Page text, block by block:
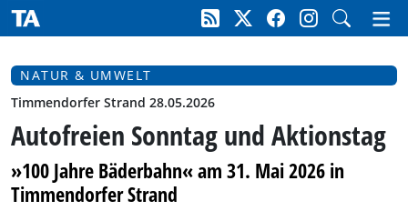
NATUR & UMWELT
Timmendorfer Strand 28.05.2026
Autofreien Sonntag und Aktionstag
»100 Jahre Bäderbahn« am 31. Mai 2026 in
Timmendorfer Strand